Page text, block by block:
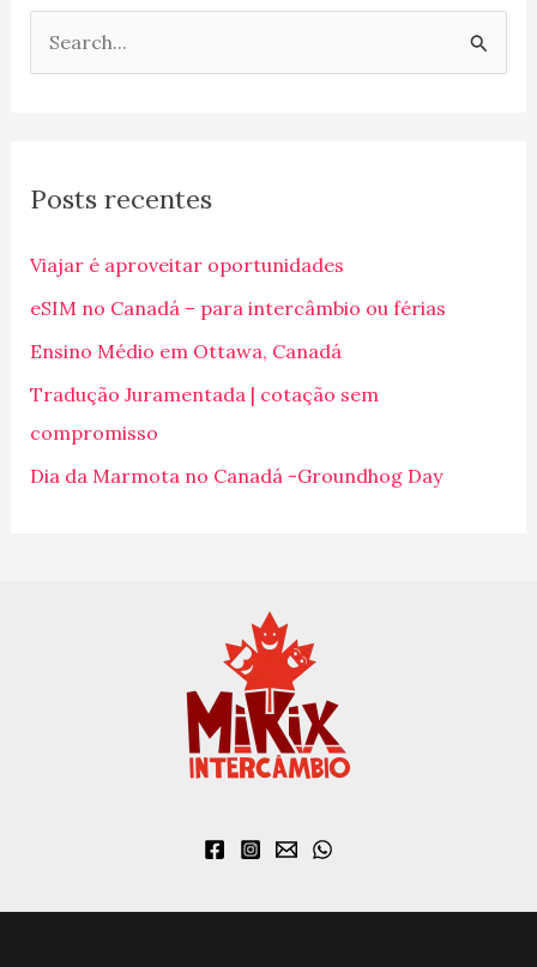
u
s
a
r
p
o
r
Posts recentes
Viajar é aproveitar oportunidades
eSIM no Canadá – para intercâmbio ou férias
Ensino Médio em Ottawa, Canadá
Tradução Juramentada | cotação sem
compromisso
Dia da Marmota no Canadá -Groundhog Day